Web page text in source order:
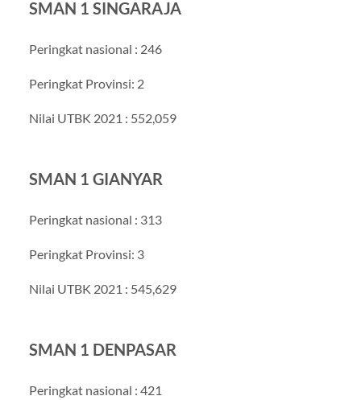
SMAN 1 SINGARAJA
Peringkat nasional : 246
Peringkat Provinsi: 2
Nilai UTBK 2021 : 552,059
SMAN 1 GIANYAR
Peringkat nasional : 313
Peringkat Provinsi: 3
Nilai UTBK 2021 : 545,629
SMAN 1 DENPASAR
Peringkat nasional : 421